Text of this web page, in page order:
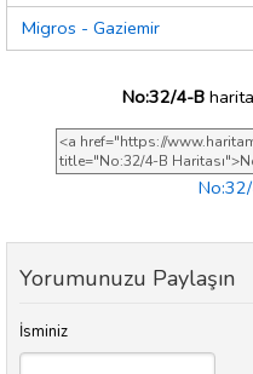
Migros - Gaziemir
No:32/4-B
Yorumunuzu Paylaşın
İsminiz